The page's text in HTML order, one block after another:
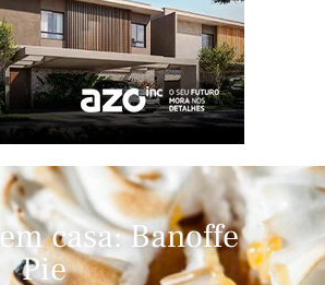
casa: Banoffe
Pie